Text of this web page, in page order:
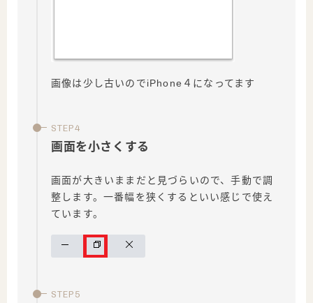
画像は少し古いのでiPhone４になってます
画面を小さくする
画面が大きいままだと見づらいので、手動で調
整します。一番幅を狭くするといい感じで使え
ています。